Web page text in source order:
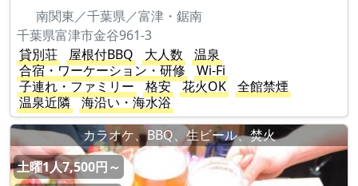
南関東／千葉県／富津・鋸南
千葉県富津市金谷961-3
貸別荘
屋根付BBQ 大人数
温泉
合宿・ワーケーション・研修
Wi-Fi
子連れ・ファミリー
格安 花火OK
全館禁煙
温泉近隣
海沿い・海水浴
カラオケ、BBQ、生ビール、焚火
土曜1人7,500円～